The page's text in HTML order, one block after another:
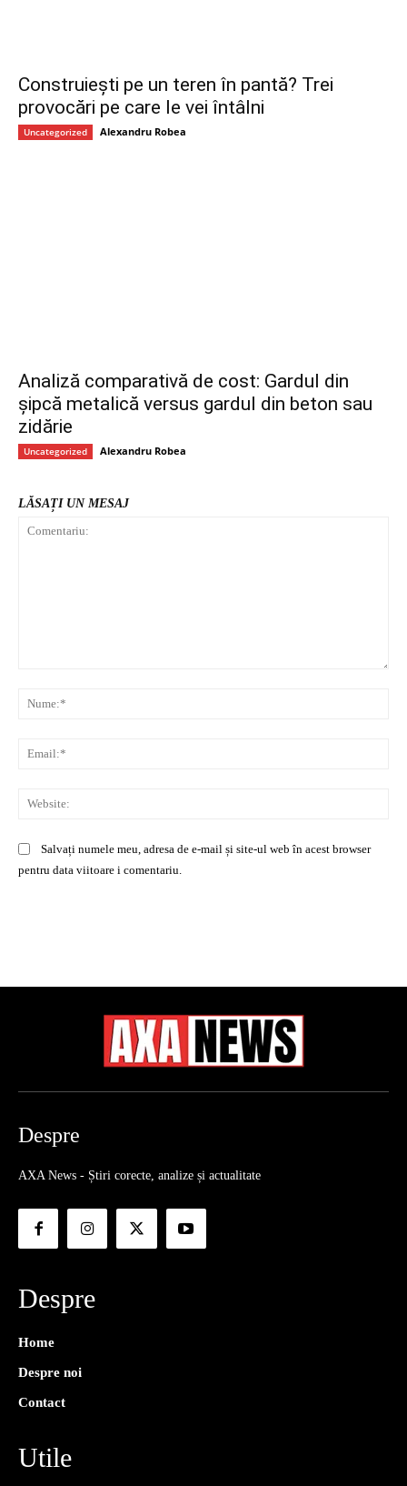
Construiești pe un teren în pantă? Trei
provocări pe care le vei întâlni
Uncategorized Alexandru Robea
Analiză comparativă de cost: Gardul din
șipcă metalică versus gardul din beton sau
zidărie
Uncategorized Alexandru Robea
LĂSAȚI UN MESAJ
Salvați numele meu, adresa de e-mail și site-ul web în acest browser
pentru data viitoare i comentariu.
Despre
AXA News - Știri corecte, analize și actualitate
Despre
Home
Despre noi
Contact
Utile